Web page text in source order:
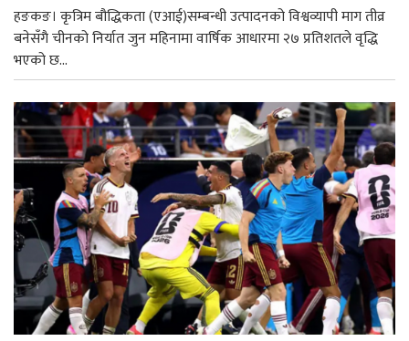
हङकङ। कृत्रिम बौद्धिकता (एआई)सम्बन्धी उत्पादनको विश्वव्यापी माग तीव्र
बनेसँगै चीनको निर्यात जुन महिनामा वार्षिक आधारमा २७ प्रतिशतले वृद्धि
भएको छ...